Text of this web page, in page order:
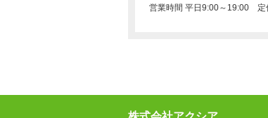
営業時間 平日9:00～19:00 定